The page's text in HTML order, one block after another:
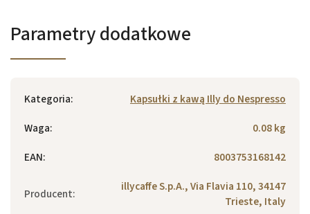
Parametry dodatkowe
Kategoria:
Kapsułki z kawą Illy do Nespresso
Waga:
0.08 kg
EAN: 8003753168142
Producent:
illycaffe S.p.A., Via Flavia 110, 34147
Trieste, Italy